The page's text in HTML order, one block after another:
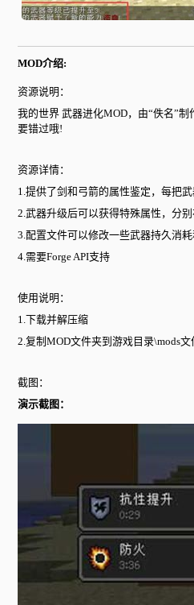
MOD介绍:
资源说明：
我的世界 武器进化MOD，由“佚名”
要错过哦!
资源详情：
1.提供了剑和弓箭的属性鉴定，每把
2.武器升级后可以获得特殊属性，分别
3.配置文件可以修改一些武器持久消
4.需要Forge API支持
使用说明：
1.下载并解压缩
2.复制MOD文件夹到游戏目录\mods文
截图：
演示截图：